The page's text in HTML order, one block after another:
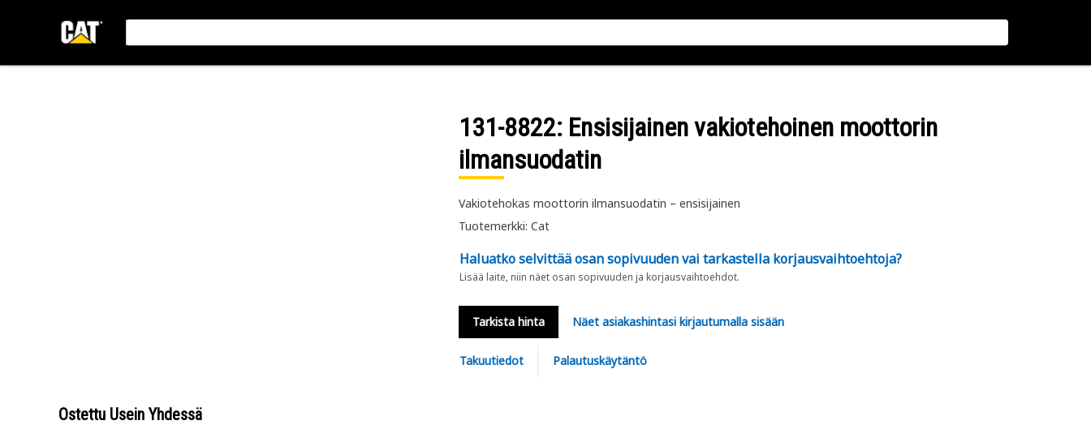
131-8822: Ensisijainen vakiotehoinen moottorin
ilmansuodatin
Vakiotehokas moottorin ilmansuodatin – ensisijainen
Tuotemerkki: Cat
Haluatko selvittää osan sopivuuden vai tarkastella korjausvaihtoehtoja?
Lisää laite, niin näet osan sopivuuden ja korjausvaihtoehdot.
Tarkista hinta Näet asiakashintasi kirjautumalla sisään
Takuutiedot Palautuskäytäntö
Ostettu Usein Yhdessä